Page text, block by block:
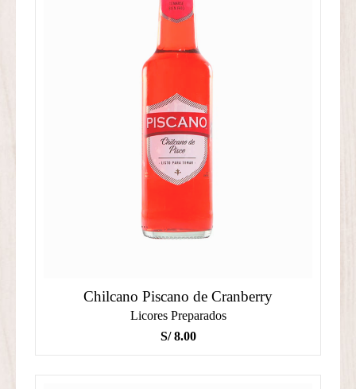
Chilcano Piscano de Cranberry
Licores Preparados
S/8.00